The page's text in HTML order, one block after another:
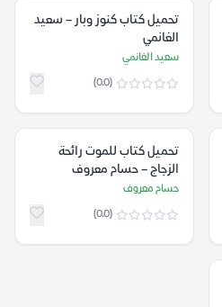
تحميل كتاب كنوز وبار – سعيد
الغانمي
سعيد الغانمي
(0.0)
تحميل كتاب للموت رائحة
الزجاج – حسام معروف
حسام معروف
(0.0)